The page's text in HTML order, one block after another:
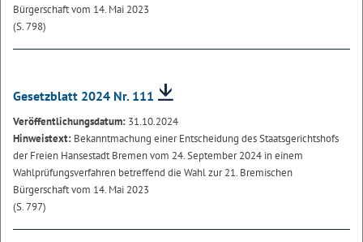
Bürgerschaft vom 14. Mai 2023
(S. 798)
Gesetzblatt 2024 Nr. 111
Veröffentlichungsdatum: 31.10.2024
Hinweistext: Bekanntmachung einer Entscheidung des Staatsgerichtshofs
der Freien Hansestadt Bremen vom 24. September 2024 in einem
Wahlprüfungsverfahren betreffend die Wahl zur 21. Bremischen
Bürgerschaft vom 14. Mai 2023
(S. 797)